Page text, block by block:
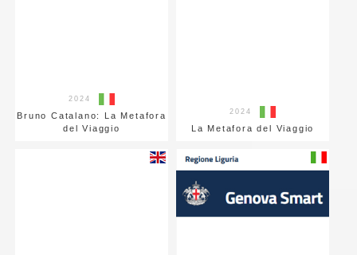
2024
Bruno Catalano: La Metafora
del Viaggio
2024
La Metafora del Viaggio